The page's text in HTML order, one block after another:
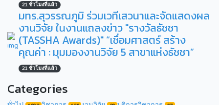
21 ชั่วโมงที่แล้ว
มทร.สุวรรณภูมิ ร่วมเวทีเสวนาและจัดแสดงผล
งานวิจัย ในงานแถลงข่าว "รางวัลธัชชา
(TASSHA Awards)" “เชื่อมศาสตร์ สร้าง
คุณค่า : มุมมองงานวิจัย 5 สาขาแห่งธัชชา”
21 ชั่วโมงที่แล้ว
Categories